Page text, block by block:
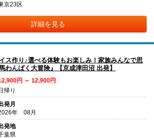
京23区
詳細を見る
ス作り♪選べる体験もお楽しみ！家族みんなで思
わんぱく大冒険』【京成津田沼 出発】
円 ～ 12,900円
帰り
発月
年 08月
発地
葉県